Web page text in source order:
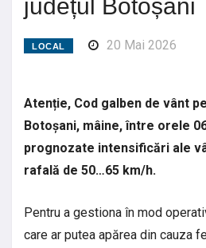
județul Botoșani
LOCAL 20 Mai 2026
Atenție, Cod galben de vânt
Botoșani, mâine, între orele
prognozate intensificări ale
rafală de 50…65 km/h.
Pentru a gestiona în mod
care ar putea apărea din cauza